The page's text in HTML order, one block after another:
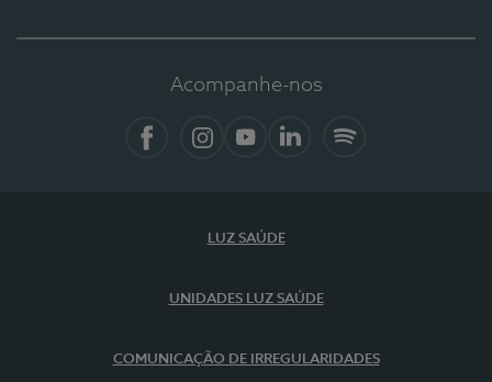
Acompanhe-nos
LUZ SAÚDE
UNIDADES LUZ SAÚDE
COMUNICAÇÃO DE IRREGULARIDADES